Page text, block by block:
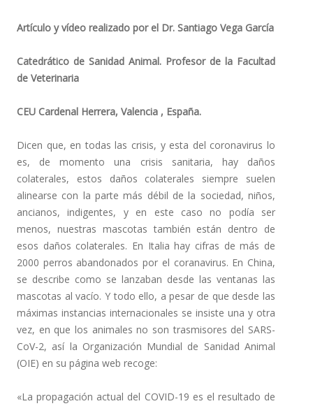
Artículo y vídeo realizado por el Dr. Santiago Vega García
Catedrático de Sanidad Animal. Profesor de la Facultad
de Veterinaria
CEU Cardenal Herrera, Valencia , España.
Dicen que, en todas las crisis, y esta del coronavirus lo
es, de momento una crisis sanitaria, hay daños
colaterales, estos daños colaterales siempre suelen
alinearse con la parte más débil de la sociedad, niños,
ancianos, indigentes, y en este caso no podía ser
menos, nuestras mascotas también están dentro de
esos daños colaterales. En Italia hay cifras de más de
2000 perros abandonados por el coranavirus. En China,
se describe como se lanzaban desde las ventanas las
mascotas al vacío. Y todo ello, a pesar de que desde las
máximas instancias internacionales se insiste una y otra
vez, en que los animales no son trasmisores del SARS-
CoV-2, así la Organización Mundial de Sanidad Animal
(OIE) en su página web recoge:
«La propagación actual del COVID-19 es el resultado de